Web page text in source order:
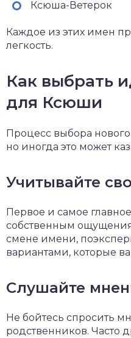
Ксюша-Ветерок
Каждое из этих имен
легкость.
Как выбрать
для Ксюши
Процесс выбора
но иногда это может
Учитывайте
Первое и самое
собственным
смене имени,
вариантами, которые
Слушайте
Не бойтесь спросить
родственников. Часто